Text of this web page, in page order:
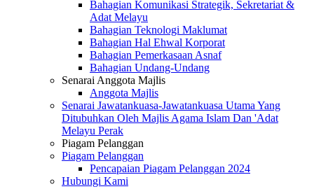
Bahagian Komunikasi Strategik, Sekretariat &
Adat Melayu
Bahagian Teknologi Maklumat
Bahagian Hal Ehwal Korporat
Bahagian Pemerkasaan Asnaf
Bahagian Undang-Undang
Senarai Anggota Majlis
Anggota Majlis
Senarai Jawatankuasa-Jawatankuasa Utama Yang
Ditubuhkan Oleh Majlis Agama Islam Dan 'Adat
Melayu Perak
Piagam Pelanggan
Piagam Pelanggan
Pencapaian Piagam Pelanggan 2024
Hubungi Kami